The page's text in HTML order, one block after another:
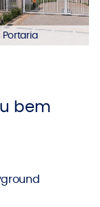
Portaria
bem